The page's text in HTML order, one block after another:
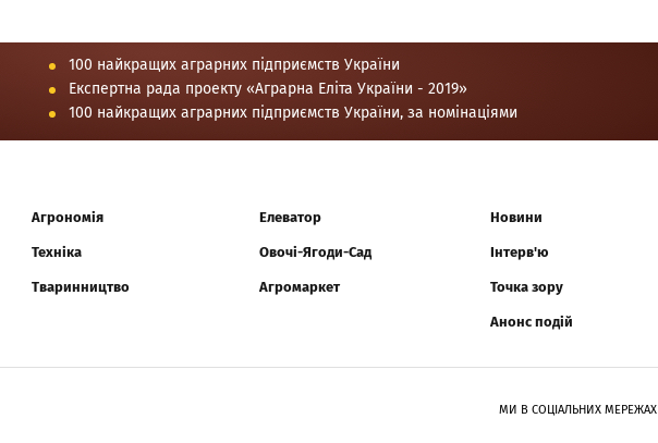
100 найкращих аграрних підприємств України
Експертна рада проекту «Аграрна Еліта України - 2019»
100 найкращих аграрних підприємств України, за номінаціями
Агрономія
Техніка
Тваринництво
Елеватор
Овочі-Ягоди-Сад
Агромаркет
Новини
Інтерв'ю
Точка зору
Анонс подій
МИ В СОЦІАЛЬНИХ МЕРЕЖАХ